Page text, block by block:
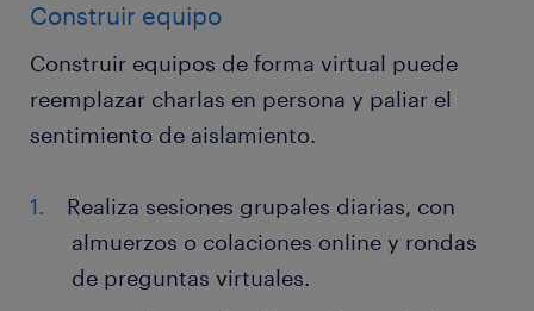
Construir equipo
Construir equipos de forma virtual puede
reemplazar charlas en persona y paliar el
sentimiento de aislamiento.
Realiza sesiones grupales diarias, con
almuerzos o colaciones online y rondas
de preguntas virtuales.